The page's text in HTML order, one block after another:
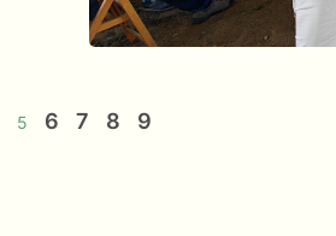
5 6 7 8 9